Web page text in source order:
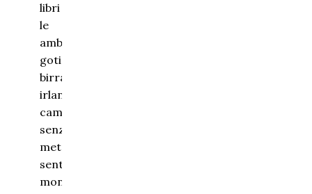
libri fantasy,
le
ambientazioni
gotiche, la
birra
irlandese e
camminare
senza una
meta tra i
sentieri di
montagna.